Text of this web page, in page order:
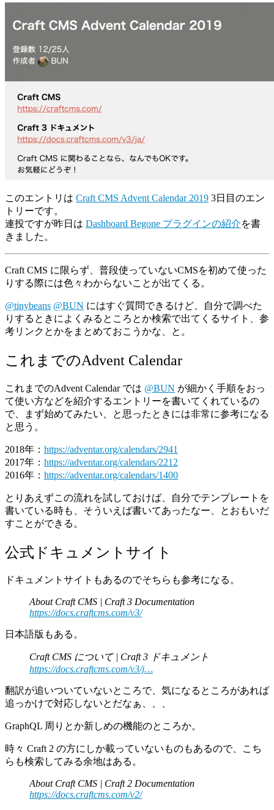
このエントリは Craft CMS Advent Calendar 2019 3日目のエン
トリーです。
連投ですが昨日は Dashboard Begone プラグインの紹介を書
きました。
Craft CMS に限らず、普段使っていないCMSを初めて使った
りする際には色々わからないことが出てくる。
@tinybeans @BUN にはすぐ質問できるけど、自分で調べた
りするときによくみるところとか検索で出てくるサイト、参
考リンクとかをまとめておこうかな、と。
これまでのAdvent Calendar
これまでのAdvent Calendar では @BUN が細かく手順をおっ
て使い方などを紹介するエントリーを書いてくれているの
で、まず始めてみたい、と思ったときには非常に参考になる
と思う。
2018年： https://adventar.org/calendars/2941
2017年： https://adventar.org/calendars/2212
2016年： https://adventar.org/calendars/1400
とりあえずこの流れを試しておけば、自分でテンプレートを
書いている時も、そういえば書いてあったなー、とおもいだ
すことができる。
公式ドキュメントサイト
ドキュメントサイトもあるのでそちらも参考になる。
About Craft CMS | Craft 3 Documentation
https://docs.craftcms.com/v3/
日本語版もある。
Craft CMS について | Craft 3 ドキュメント
https://docs.craftcms.com/v3/j…
翻訳が追いついていないところで、気になるところがあれば
追っかけで対応しないとだなぁ、、、
GraphQL 周りとか新しめの機能のところか。
時々 Craft 2 の方にしか載っていないものもあるので、こち
らも検索してみる余地はある。
About Craft CMS | Craft 2 Documentation
https://docs.craftcms.com/v2/